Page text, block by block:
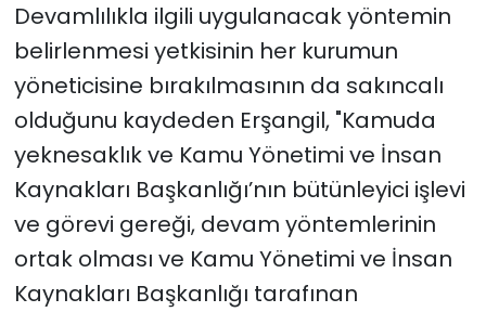
Devamlılıkla ilgili uygulanacak yöntemin
belirlenmesi yetkisinin her kurumun
yöneticisine bırakılmasının da sakıncalı
olduğunu kaydeden Erşangil, "Kamuda
yeknesaklık ve Kamu Yönetimi ve İnsan
Kaynakları Başkanlığı’nın bütünleyici işlevi
ve görevi gereği, devam yöntemlerinin
ortak olması ve Kamu Yönetimi ve İnsan
Kaynakları Başkanlığı tarafınan